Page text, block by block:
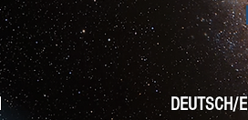
DEUTSCH/